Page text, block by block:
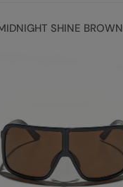
SHINE